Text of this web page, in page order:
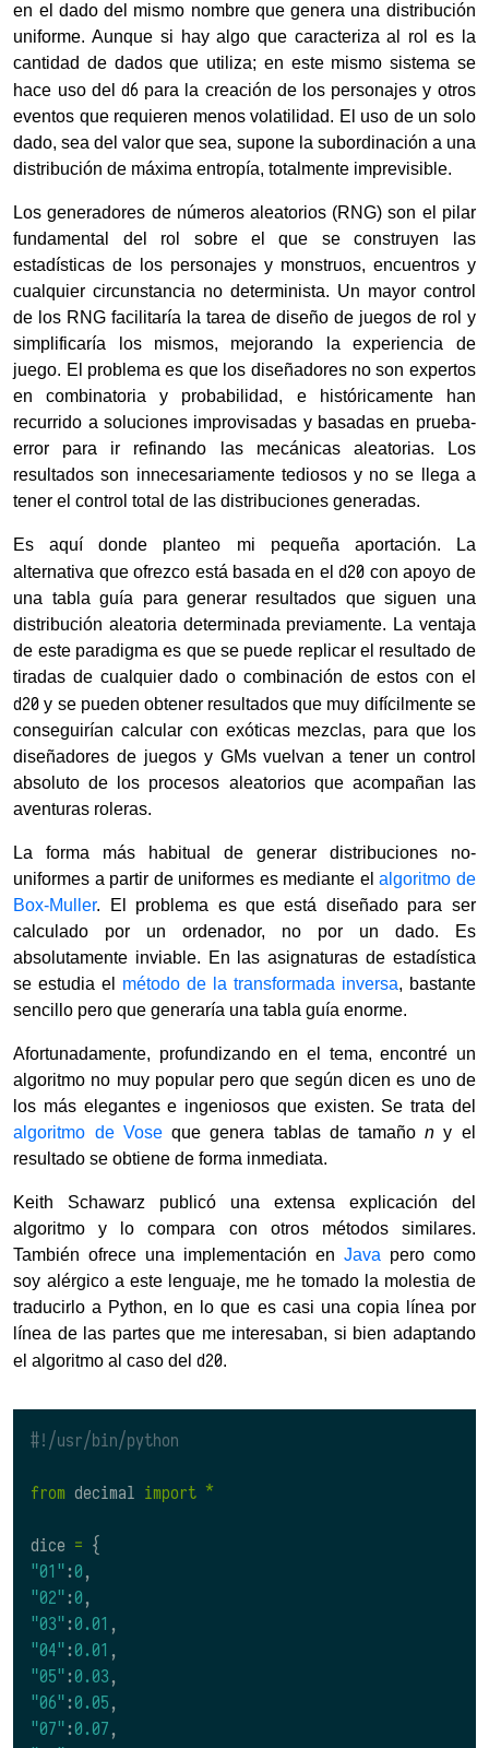
en el dado del mismo nombre que genera una distribución
uniforme. Aunque si hay algo que caracteriza al rol es la
cantidad de dados que utiliza; en este mismo sistema se
hace uso del d6para la creación de los personajes y otros
eventos que requieren menos volatilidad. El uso de un solo
dado, sea del valor que sea, supone la subordinación a una
distribución de máxima entropía, totalmente imprevisible.
Los generadores de números aleatorios (RNG) son el pilar
fundamental del rol sobre el que se construyen las
estadísticas de los personajes y monstruos, encuentros y
cualquier circunstancia no determinista. Un mayor control
de los RNG facilitaría la tarea de diseño de juegos de rol y
simplificaría los mismos, mejorando la experiencia de
juego. El problema es que los diseñadores no son expertos
en combinatoria y probabilidad, e históricamente han
recurrido a soluciones improvisadas y basadas en prueba-
error para ir refinando las mecánicas aleatorias. Los
resultados son innecesariamente tediosos y no se llega a
tener el control total de las distribuciones generadas.
Es aquí donde planteo mi pequeña aportación. La
alternativa que ofrezco está basada en eld20 con apoyo de
una tabla guía para generar resultados que siguen una
distribución aleatoria determinada previamente. La ventaja
de este paradigma es que se puede replicar el resultado de
tiradas de cualquier dado o combinación de estos con el
d20 y se pueden obtener resultados que muy difícilmente se
conseguirían calcular con exóticas mezclas, para que los
diseñadores de juegos y GMs vuelvan a tener un control
absoluto de los procesos aleatorios que acompañan las
aventuras roleras.
La forma más habitual de generar distribuciones no-
uniformes a partir de uniformes es mediante elalgoritmo de
Box-Muller. El problema es que está diseñado para ser
calculado por un ordenador, no por un dado. Es
absolutamente inviable. En las asignaturas de estadística
se estudia el método de la transformada inversa, bastante
sencillo pero que generaría una tabla guía enorme.
Afortunadamente, profundizando en el tema, encontré un
algoritmo no muy popular pero que según dicen es uno de
los más elegantes e ingeniosos que existen. Se trata del
algoritmo de Voseque genera tablas de tamañon y el
resultado se obtiene de forma inmediata.
Keith Schawarz publicó una extensa explicación del
algoritmo y lo compara con otros métodos similares.
También ofrece una implementación en Java pero como
soy alérgico a este lenguaje, me he tomado la molestia de
traducirlo a Python, en lo que es casi una copia línea por
línea de las partes que me interesaban, si bien adaptando
el algoritmo al caso deld20.
#!/usr/bin/python
from decimal import *
dice = {
"01":0,
"02":0,
"03":0.01 ,
"04":0.01 ,
"05":0.03,
"06":0.05,
"07":0.07,